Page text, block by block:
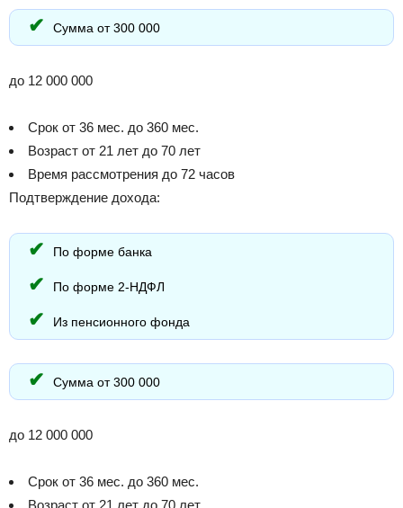
Сумма от 300 000
до 12 000 000
Срок от 36 мес. до 360 мес.
Возраст от 21 лет до 70 лет
Время рассмотрения до 72 часов
Подтверждение дохода:
По форме банка
По форме 2-НДФЛ
Из пенсионного фонда
Сумма от 300 000
до 12 000 000
Срок от 36 мес. до 360 мес.